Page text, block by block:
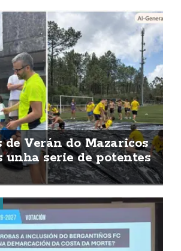
de Verán do Mazaricos
unha serie de potentes